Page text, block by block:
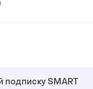
SMART